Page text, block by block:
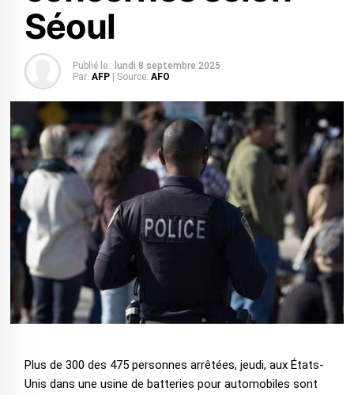
Séoul
Publié le : lundi 8 septembre 2025
Par: AFP | Source: AFO
Plus de 300 des 475 personnes arrêtées, jeudi, aux États-
Unis dans une usine de batteries pour automobiles sont